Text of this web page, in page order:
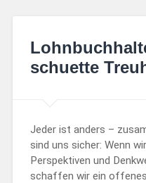
schuette
Jeder ist anders –
sind uns sicher: Wenn
Perspektiven und
schaffen wir ein